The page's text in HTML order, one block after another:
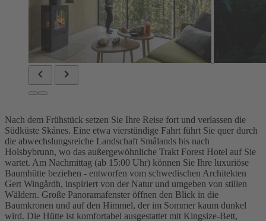
Nach dem Frühstück setzen Sie Ihre Reise fort und verlassen die
Südküste Skånes. Eine etwa vierstündige Fahrt führt Sie quer durch
die abwechslungsreiche Landschaft Smålands bis nach
Holsbybrunn, wo das außergewöhnliche Trakt Forest Hotel auf Sie
wartet. Am Nachmittag (ab 15:00 Uhr) können Sie Ihre luxuriöse
Baumhütte beziehen - entworfen vom schwedischen Architekten
Gert Wingårdh, inspiriert von der Natur und umgeben von stillen
Wäldern. Große Panoramafenster öffnen den Blick in die
Baumkronen und auf den Himmel, der im Sommer kaum dunkel
wird. Die Hütte ist komfortabel ausgestattet mit Kingsize-Bett,